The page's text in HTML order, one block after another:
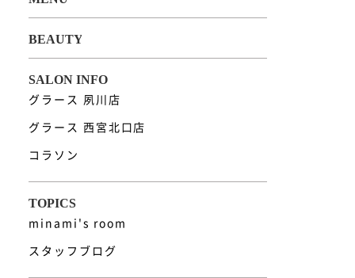
グラース 夙川店
グラース 西宮北口店
コラソン
minami's room
スタッフブログ